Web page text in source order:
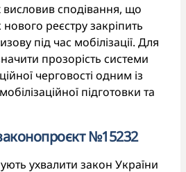
сподівання, що
реєстру закріпить
під час мобілізації. Для
прозорість системи
черговості одним із
підготовки та
№15232
ухвалити закон України